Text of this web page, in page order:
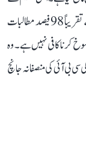
وزیر سدیئوکمار کا دعویٰ ہے کہ احتجاج کرنے والے طلباء کے تقریباً 98 فیصد مطالبات
کرنا کافی نہیں ہے۔ وہ
بی آئی کی منصفانہ جانچ